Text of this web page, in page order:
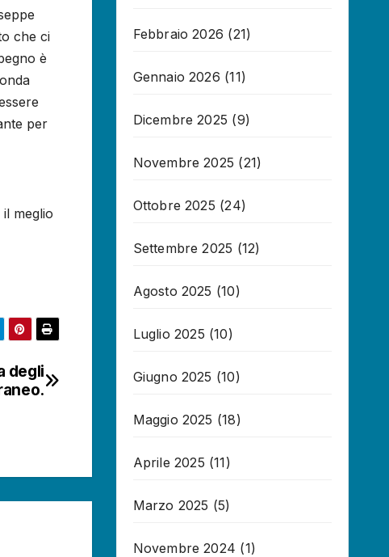
che ci
è
per
meglio
degli
Febbraio 2026 (21)
Gennaio 2026 (11)
Dicembre 2025 (9)
Novembre 2025 (21)
Ottobre 2025 (24)
Settembre 2025 (12)
Agosto 2025 (10)
Luglio 2025 (10)
Giugno 2025 (10)
Maggio 2025 (18)
Aprile 2025 (11)
Marzo 2025 (5)
Novembre 2024 (1)